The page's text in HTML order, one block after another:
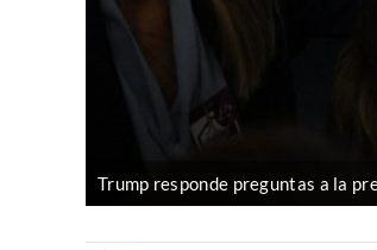
Trump responde preguntas a la